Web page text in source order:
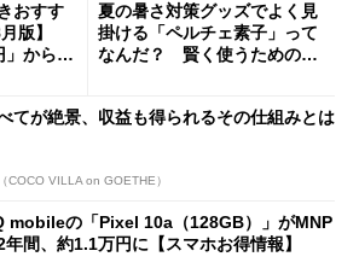
おすす
版】
」からお
夏の暑さ対策グッズでよく見
掛ける「ペルチェ素子」って
なんだ？ 賢く使うための注
てが絶景、収益も得られるその仕組みとは
COCO VILLA on GOETHE）
mobileの「Pixel 10a（128GB）」がMNP
年間、約1.1万円に【スマホお得情報】